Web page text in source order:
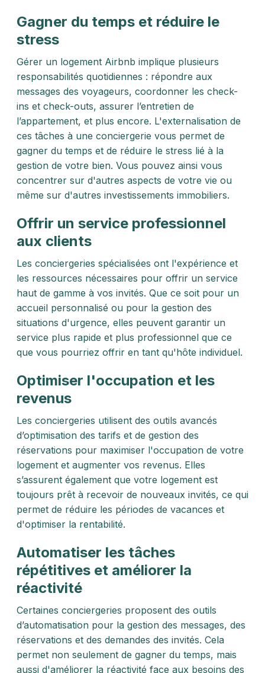
Gagner du temps et réduire le
stress
Gérer un logement Airbnb implique plusieurs
responsabilités quotidiennes : répondre aux
messages des voyageurs, coordonner les check-
ins et check-outs, assurer l’entretien de
l’appartement, et plus encore. L'externalisation de
ces tâches à une conciergerie vous permet de
gagner du temps et de réduire le stress lié à la
gestion de votre bien. Vous pouvez ainsi vous
concentrer sur d'autres aspects de votre vie ou
même sur d'autres investissements immobiliers.
Offrir un service professionnel
aux clients
Les conciergeries spécialisées ont l'expérience et
les ressources nécessaires pour offrir un service
haut de gamme à vos invités. Que ce soit pour un
accueil personnalisé ou pour la gestion des
situations d'urgence, elles peuvent garantir un
service plus rapide et plus professionnel que ce
que vous pourriez offrir en tant qu'hôte individuel.
Optimiser l'occupation et les
revenus
Les conciergeries utilisent des outils avancés
d’optimisation des tarifs et de gestion des
réservations pour maximiser l'occupation de votre
logement et augmenter vos revenus. Elles
s’assurent également que votre logement est
toujours prêt à recevoir de nouveaux invités, ce qui
permet de réduire les périodes de vacances et
d'optimiser la rentabilité.
Automatiser les tâches
répétitives et améliorer la
réactivité
Certaines conciergeries proposent des outils
d’automatisation pour la gestion des messages, des
réservations et des demandes des invités. Cela
permet non seulement de gagner du temps, mais
aussi d'améliorer la réactivité face aux besoins des